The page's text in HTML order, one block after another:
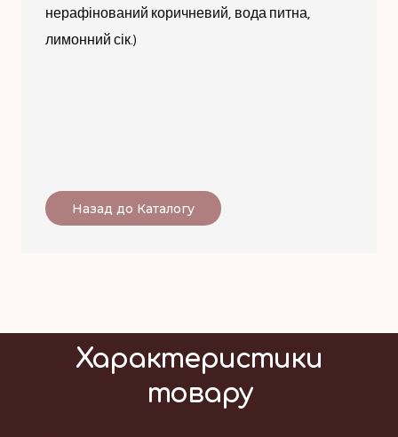
нерафінований коричневий, вода питна,
лимонний сік.)
Назад до Каталогу
Характеристики
товару